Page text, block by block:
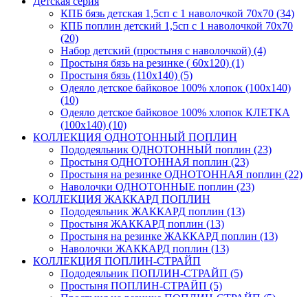
КПБ бязь детская 1,5сп с 1 наволочкой 70х70 (34)
КПБ поплин детский 1,5сп с 1 наволочкой 70х70
(20)
Набор детский (простыня с наволочкой) (4)
Простыня бязь на резинке ( 60х120) (1)
Простыня бязь (110х140) (5)
Одеяло детское байковое 100% хлопок (100х140)
(10)
Одеяло детское байковое 100% хлопок КЛЕТКА
(100х140) (10)
КОЛЛЕКЦИЯ ОДНОТОННЫЙ ПОПЛИН
Пододеяльник ОДНОТОННЫЙ поплин (23)
Простыня ОДНОТОННАЯ поплин (23)
Простыня на резинке ОДНОТОННАЯ поплин (22)
Наволочки ОДНОТОННЫЕ поплин (23)
КОЛЛЕКЦИЯ ЖАККАРД ПОПЛИН
Пододеяльник ЖАККАРД поплин (13)
Простыня ЖАККАРД поплин (13)
Простыня на резинке ЖАККАРД поплин (13)
Наволочки ЖАККАРД поплин (13)
КОЛЛЕКЦИЯ ПОПЛИН-СТРАЙП
Пододеяльник ПОПЛИН-СТРАЙП (5)
Простыня ПОПЛИН-СТРАЙП (5)